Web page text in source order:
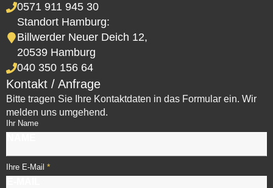
0571 911 945 30
Standort Hamburg:
Billwerder Neuer Deich 12,
20539 Hamburg
040 350 156 64
Kontakt / Anfrage
Bitte tragen Sie Ihre Kontaktdaten in das Formular ein. Wir
melden uns umgehend.
Ihr Name
Ihre E-Mail *